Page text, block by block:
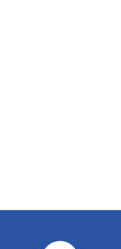
Facebook